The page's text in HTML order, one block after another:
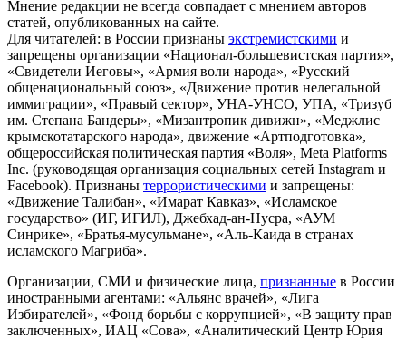
Мнение редакции не всегда совпадает с мнением авторов
статей, опубликованных на сайте.
Для читателей: в России признаны экстремистскими и
запрещены организации «Национал-большевистская партия»,
«Свидетели Иеговы», «Армия воли народа», «Русский
общенациональный союз», «Движение против нелегальной
иммиграции», «Правый сектор», УНА-УНСО, УПА, «Тризуб
им. Степана Бандеры», «Мизантропик дивижн», «Меджлис
крымскотатарского народа», движение «Артподготовка»,
общероссийская политическая партия «Воля», Meta Platforms
Inc. (руководящая организация социальных сетей Instagram и
Facebook). Признаны террористическими и запрещены:
«Движение Талибан», «Имарат Кавказ», «Исламское
государство» (ИГ, ИГИЛ), Джебхад-ан-Нусра, «АУМ
Синрике», «Братья-мусульмане», «Аль-Каида в странах
исламского Магриба».
Организации, СМИ и физические лица, признанные в России
иностранными агентами: «Альянс врачей», «Лига
Избирателей», «Фонд борьбы с коррупцией», «В защиту прав
заключенных», ИАЦ «Сова», «Аналитический Центр Юрия